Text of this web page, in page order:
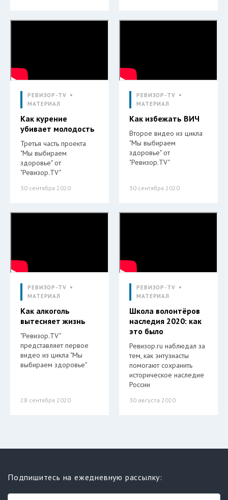
РЕВИЗОР-TV
МАТЕРИАЛ
Как курение
убивает молодость
Третья часть проекта
"Мы выбираем
здоровье" от
"Ревизор.TV"
30 сентября 2020
РЕВИЗОР-TV
МАТЕРИАЛ
Как избежать ВИЧ
Второе видео из цикла
"Мы выбираем
здоровье" от
"Ревизор.TV"
30 сентября 2020
РЕВИЗОР-TV
МАТЕРИАЛ
Как алкоголь
вытесняет жизнь
"Ревизор.TV"
представляет первое
видео из цикла "Мы
выбираем здоровье"
28 сентября 2020
РЕВИЗОР-TV
МАТЕРИАЛ
Школа волонтёров
наследия 2020: как
это было
Ревизор.ru наблюдал за
тем, как энтузиасты
помогают сохранить
историческое наследие
России
30 августа 2020
Подпишитесь на ежедневную рассылку: